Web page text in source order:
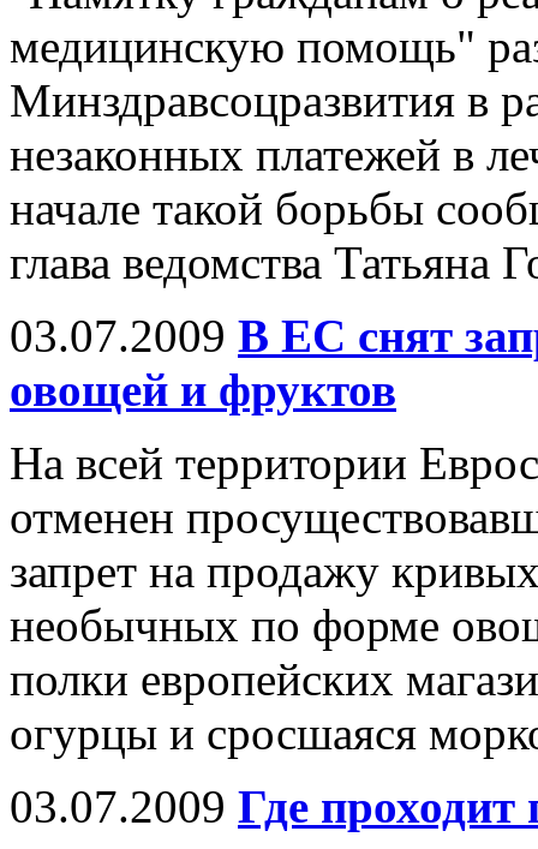
медицинскую помощь"
Минздравсоцразвития в
незаконных платежей в
начале такой борьбы
глава ведомства Татьяна
03.07.2009 В ЕС снят
овощей и фруктов
На всей территории
отменен
запрет на продажу
необычных по форме
полки европейских
огурцы и сросшаяся
03.07.2009 Где